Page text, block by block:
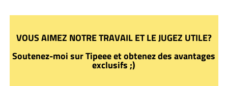
VOUS AIMEZ NOTRE TRAVAIL ET LE JUGEZ UTILE?
Soutenez-moi sur Tipeee et obtenez des avantages
exclusifs ;)